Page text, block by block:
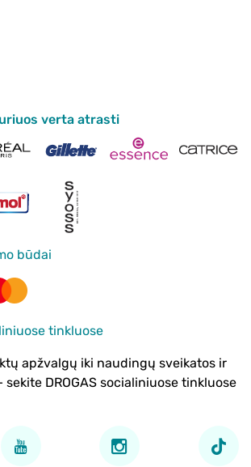
verta atrasti
būdai
tinkluose
apžvalgų iki naudingų sveikatos ir
DROGAS socialiniuose tinkluose